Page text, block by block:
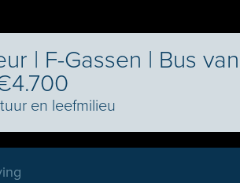
| F-Gassen | Bus
en leefmilieu